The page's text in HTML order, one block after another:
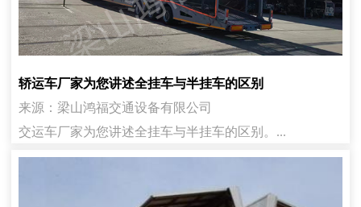
轿运车厂家为您讲述全挂车与半挂车的区别
来源：梁山鸿福交通设备有限公司
交运车厂家为您讲述全挂车与半挂车的区别。...